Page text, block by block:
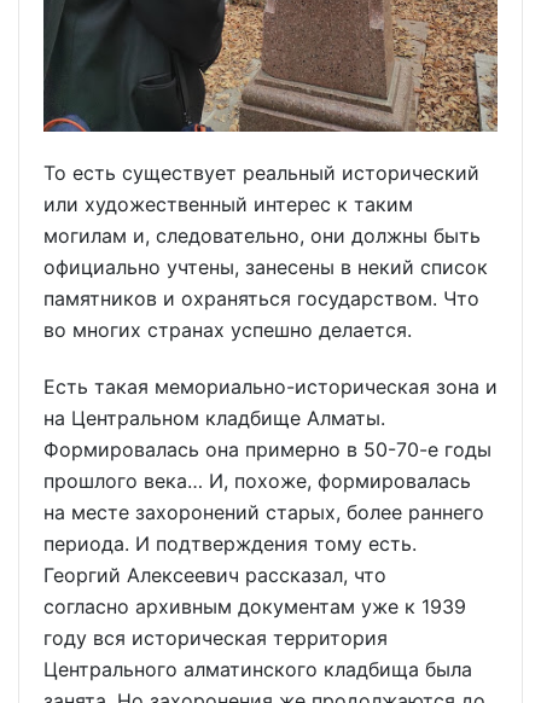
То есть существует реальный исторический
или художественный интерес к таким
могилам и, следовательно, они должны быть
официально учтены, занесены в некий список
памятников и охраняться государством. Что
во многих странах успешно делается.
Есть такая мемориально-историческая зона и
на Центральном кладбище Алматы.
Формировалась она примерно в 50-70-е годы
прошлого века… И, похоже, формировалась
на месте захоронений старых, более раннего
периода. И подтверждения тому есть.
Георгий Алексеевич рассказал, что
согласно архивным документам уже к 1939
году вся историческая территория
Центрального алматинского кладбища была